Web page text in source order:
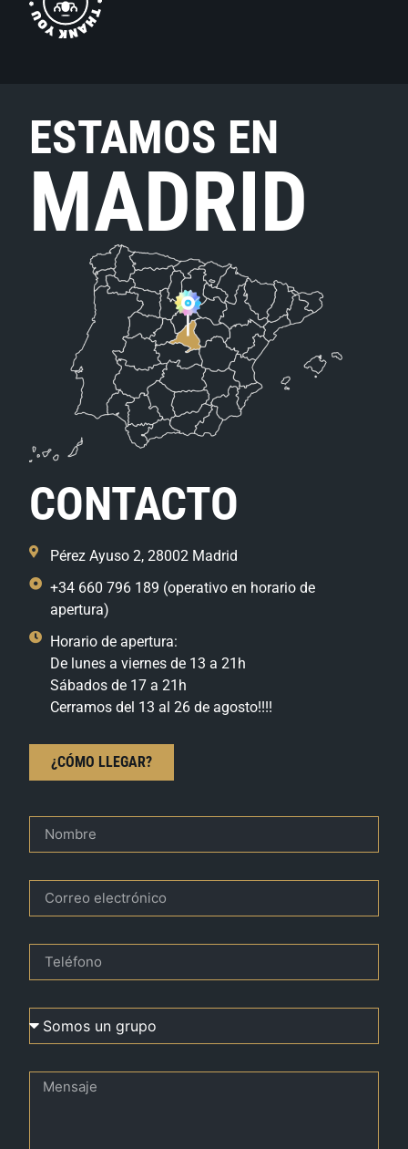
ESTAMOS EN
MADRID
CONTACTO
Pérez Ayuso 2, 28002 Madrid
+34 660 796 189 (operativo en horario de
apertura)
Horario de apertura:
De lunes a viernes de 13 a 21h
Sábados de 17 a 21h
Cerramos del 13 al 26 de agosto!!!!
¿CÓMO LLEGAR?